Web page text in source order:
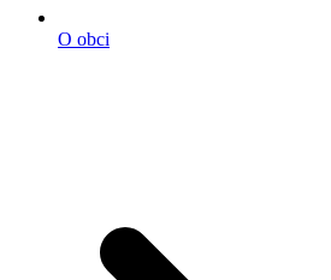
O obci